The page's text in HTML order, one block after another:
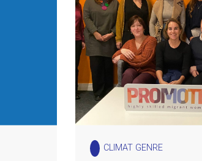
CLIMAT GENRE